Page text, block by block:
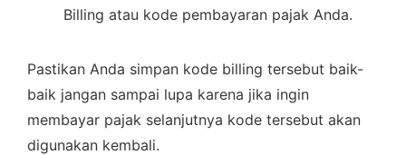
Billing atau kode pembayaran pajak Anda.
Pastikan Anda simpan kode billing tersebut baik-
baik jangan sampai lupa karena jika ingin
membayar pajak selanjutnya kode tersebut akan
digunakan kembali.